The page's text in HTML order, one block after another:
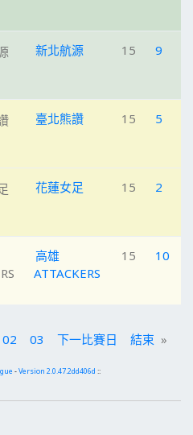
新北航源 15 9
臺北熊讚 15 5
花蓮女足 15 2
高雄
ATTACKERS
15 10
02 03 下一比賽日 結束 »
-Version 2.0.47.2dd406d ::